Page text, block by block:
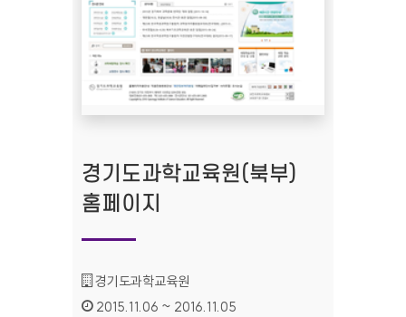
경기도과학교육원(북부)
홈페이지
기관명 :
경기도과학교육원
인증기간 :
2015.11.06 ~ 2016.11.05